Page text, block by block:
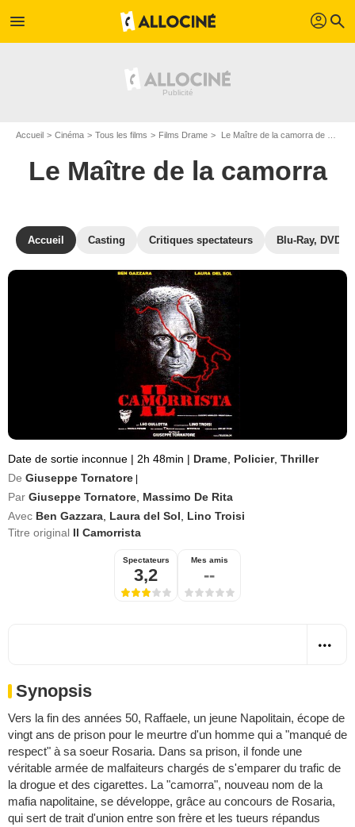
menu profil search
Accueil Cinéma Tous les films Films Drame Le Maître de la camorra de Giuseppe Tornatore
Le Maître de la camorra
Accueil Casting Critiques spectateurs Blu-Ray, DVD
Date de sortie inconnue | 2h 48min | Drame Policier, Thriller
De Giuseppe Tornatore
Par Giuseppe Tornatore Massimo De Rita
Avec Ben Gazzara Laura del Sol
Lino Troisi
Titre original Il Camorrista
Spectateurs
3,2
Mes amis
--
Synopsis
Vers la fin des années 50, Raffaele, un jeune Napolitain, écope de
vingt ans de prison pour le meurtre d'un homme qui a "manqué de
respect" à sa soeur Rosaria. Dans sa prison, il fonde une
véritable armée de malfaiteurs chargés de s'emparer du trafic de
la drogue et des cigarettes. La "camorra", nouveau nom de la
mafia napolitaine, se développe, grâce au concours de Rosaria,
qui sert de trait d'union entre son frère et les tueurs répandus